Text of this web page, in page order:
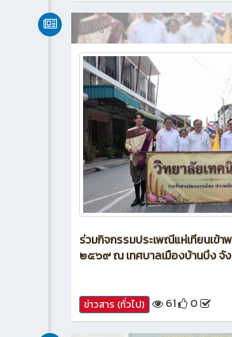
新闻
ร่วมกิจกรรมประเพณีแห่เทียนเข้า
๒๕๖๙ ณ เทศบาลเมืองบ้านบึง จั
ข่าวสาร (ทั่วไป) 61 0